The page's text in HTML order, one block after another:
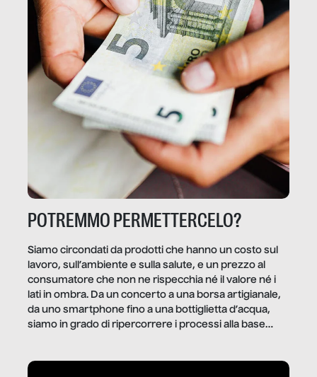
POTREMMO PERMETTERCELO?
Siamo circondati da prodotti che hanno un costo sul
lavoro, sull’ambiente e sulla salute, e un prezzo al
consumatore che non ne rispecchia né il valore né i
lati in ombra. Da un concerto a una borsa artigianale,
da uno smartphone fino a una bottiglietta d’acqua,
siamo in grado di ripercorrere i processi alla base
dietro gli oggetti e i servizi che fanno la nostra vita